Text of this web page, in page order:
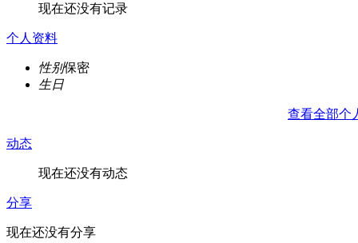
现在还没有记录
个人资料
性别保密
生日
查看全部个
动态
现在还没有动态
分享
现在还没有分享